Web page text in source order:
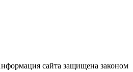
сайта защищена законом